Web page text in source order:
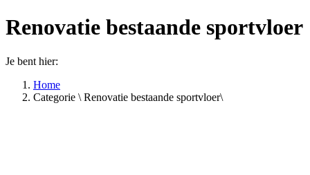
Renovatie bestaande sportvloer
Je bent hier:
Home
Categorie \ Renovatie bestaande sportvloer\